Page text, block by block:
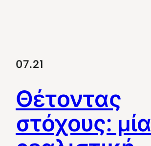
07.21
Θέτοντας
στόχους: μία